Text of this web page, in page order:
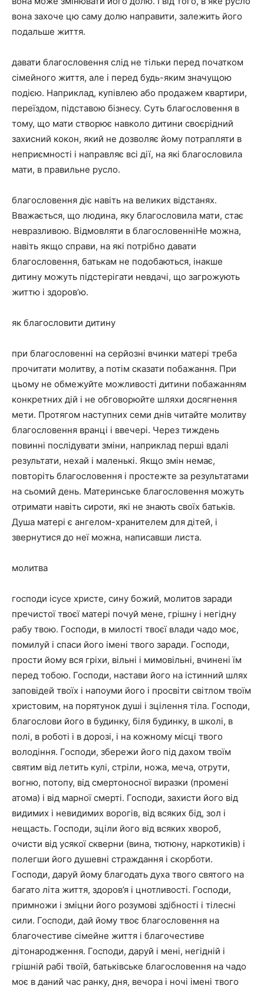
вона захоче цю саму долю направити, залежить його
подальше життя.
давати благословення слід не тільки перед початком
сімейного життя, але і перед будь-яким значущою
подією. Наприклад, купівлею або продажем квартири,
переїздом, підставою бізнесу. Суть благословення в
тому, що мати створює навколо дитини своєрідний
захисний кокон, який не дозволяє йому потрапляти в
неприємності і направляє всі дії, на які благословила
мати, в правильне русло.
благословення діє навіть на великих відстанях.
Вважається, що людина, яку благословила мати, стає
невразливою. Відмовляти в благословенніНе можна,
навіть якщо справи, на які потрібно давати
благословення, батькам не подобаються, інакше
дитину можуть підстерігати невдачі, що загрожують
життю і здоров’ю.
як благословити дитину
при благословенні на серйозні вчинки матері треба
прочитати молитву, а потім сказати побажання. При
цьому не обмежуйте можливості дитини побажанням
конкретних дій і не обговорюйте шляхи досягнення
мети. Протягом наступних семи днів читайте молитву
благословення вранці і ввечері. Через тиждень
повинні послідувати зміни, наприклад перші вдалі
результати, нехай і маленькі. Якщо змін немає,
повторіть благословення і простежте за результатами
на сьомий день. Материнське благословення можуть
отримати навіть сироти, які не знають своїх батьків.
Душа матері є ангелом-хранителем для дітей, і
звернутися до неї можна, написавши листа.
молитва
господи ісусе христе, сину божий, молитов заради
пречистої твоєї матері почуй мене, грішну і негідну
рабу твою. Господи, в милості твоєї влади чадо моє,
помилуй і спаси його імені твого заради. Господи,
прости йому вся гріхи, вільні і мимовільні, вчинені їм
перед тобою. Господи, настави його на істинний шлях
заповідей твоїх і напоуми його і просвіти світлом твоїм
христовим, на порятунок душі і зцілення тіла. Господи,
благослови його в будинку, біля будинку, в школі, в
полі, в роботі і в дорозі, і на кожному місці твого
володіння. Господи, збережи його під дахом твоїм
святим від летить кулі, стріли, ножа, меча, отрути,
вогню, потопу, від смертоносної виразки (промені
атома) і від марної смерті. Господи, захисти його від
видимих і невидимих ворогів, від всяких бід, зол і
нещасть. Господи, зціли його від всяких хвороб,
очисти від усякої скверни (вина, тютюну, наркотиків) і
полегши його душевні страждання і скорботи.
Господи, даруй йому благодать духа твого святого на
багато літа життя, здоров’я і цнотливості. Господи,
примножи і зміцни його розумові здібності і тілесні
сили. Господи, дай йому твоє благословення на
благочестиве сімейне життя і благочестиве
дітонародження. Господи, даруй і мені, негідній і
грішній рабі твоїй, батьківське благословення на чадо
моє в даний час ранку, дня, вечора і ночі імені твого